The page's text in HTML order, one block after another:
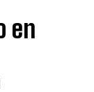
en